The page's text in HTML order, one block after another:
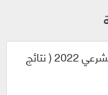
نتائج التعليم الاساسي والشرعي 2022 ( نتائج